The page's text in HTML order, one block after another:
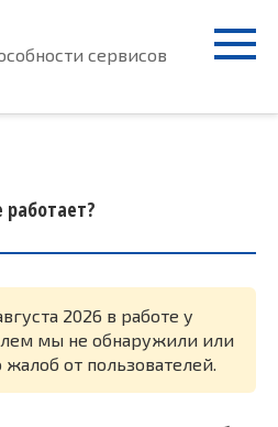
сервисов
работает?
2026 в работе у
мы не обнаружили или
от пользователей.